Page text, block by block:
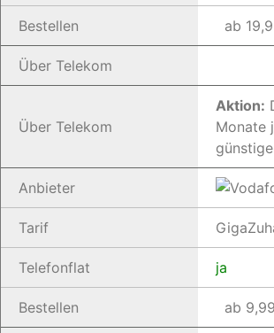
Bestellen ab
Über Telekom
Über Telekom
Aktion:
Monate
Anbieter
Tarif
Telefonflat ja
Bestellen ab